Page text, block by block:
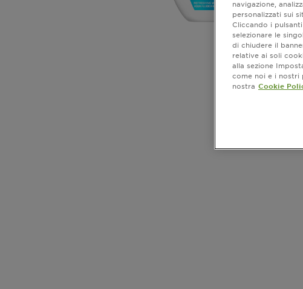
navigazione,
personalizzati sui
Cliccando i
selezionare le
di chiudere il
relative ai soli
alla sezione
come noi e i nostri
nostra Cookie